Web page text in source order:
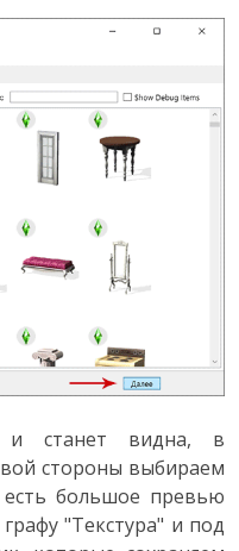
и станет видна, в
стороны выбираем
есть большое превью
"Текстура" и под